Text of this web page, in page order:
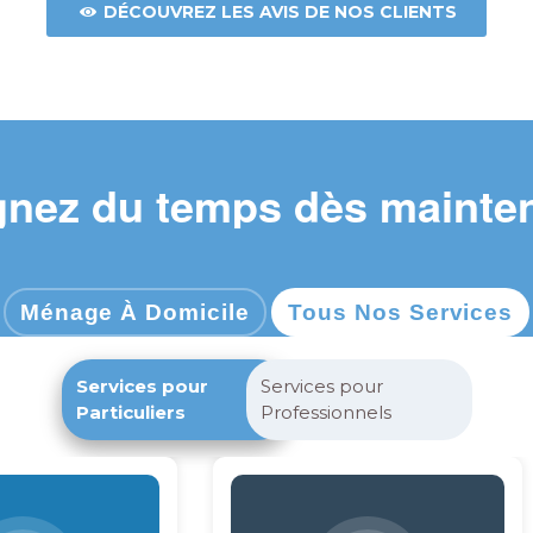
DÉCOUVREZ LES AVIS DE NOS CLIENTS
du temps dès
Ménage À Domicile Tous Nos Services
Services pour
Particuliers
Services pour
Professionnels